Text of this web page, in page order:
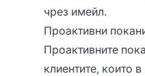
чрез имейл.
Проактивни
Проактивните
клиентите, които